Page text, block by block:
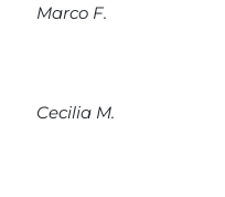
Marco F.
Cecilia M.